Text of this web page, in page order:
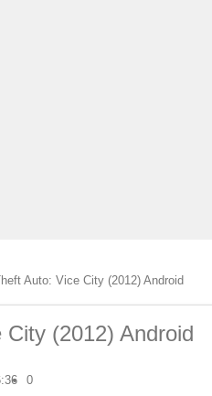
Auto: Vice City (2012) Android
(2012) Android
0